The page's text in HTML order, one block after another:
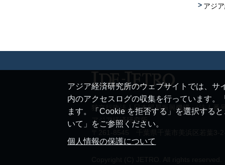
アジ
独立行政法人日本貿易振興機構 （法人
アジア経済研究所
アジア経済研究所のウェブサイトでは、
内のアクセスログの収集を行っています
ます。「Cookie を拒否する」を選択する
いて」をご参照ください。
個人情報の保護について